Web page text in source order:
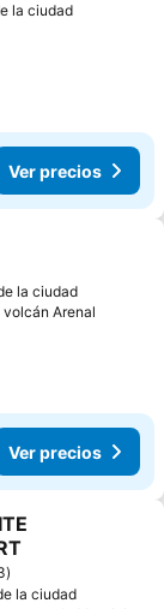
la ciudad
Ver precios
la ciudad
Arenal
Ver precios
la ciudad